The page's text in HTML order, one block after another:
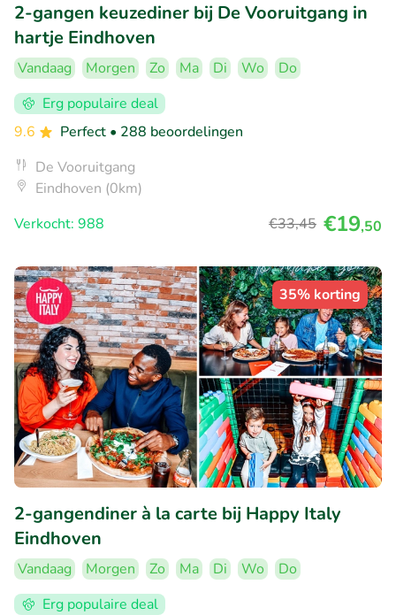
2-gangen keuzediner bij De Vooruitgang in
hartje Eindhoven
Vandaag Morgen Zo Ma Di Wo
Do
Erg populaire deal
9.6
Perfect • 288 beoordelingen
De Vooruitgang
Eindhoven (0km)
Verkocht: 988
€33,45 €19,50
35% korting
2-gangendiner à la carte bij Happy Italy
Eindhoven
Vandaag Morgen Zo Ma Di Wo
Do
Erg populaire deal